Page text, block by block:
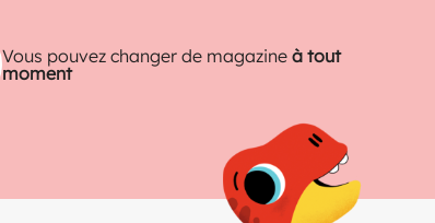
Vous pouvez changer de magazine à tout
moment